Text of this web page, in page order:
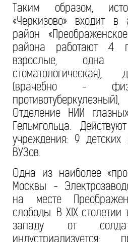
Таким образом,
«Черкизово» входит в
район
района работают 4
взрослые, одна
(врачебно -
Отделение НИИ
Гельмгольца.
учреждения: 9
ВУЗов.
Одна из наиболее
Москвы -
на месте
слободы. В XIX столетии
западу от
индустриализуется: